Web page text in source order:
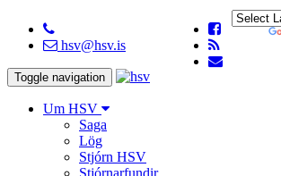
hsv@hsv.is
Toggle navigation
Um HSV
Saga
Lög
Stjórn HSV
Stjórnarfundir